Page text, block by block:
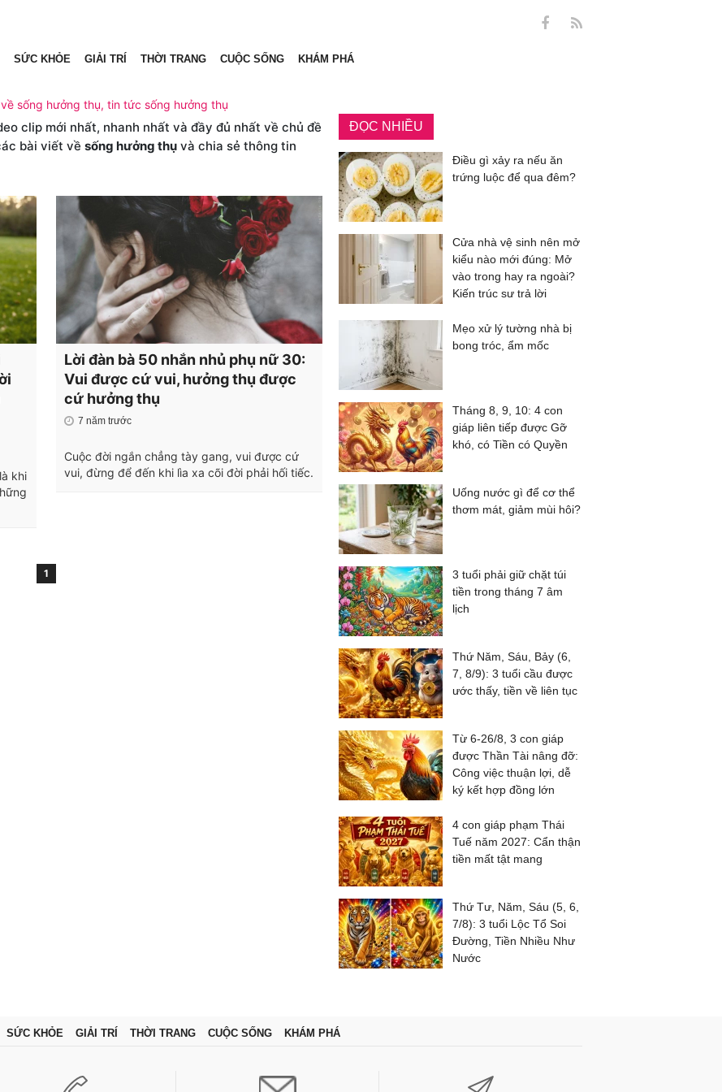
SỨC KHỎE GIẢI TRÍ THỜI TRANG CUỘC SỐNG KHÁM PHÁ
sống hưởng thụ, tin tức sống hưởng thụ
clip mới nhất, nhanh nhất và đầy đủ nhất về chủ đề
bài viết về sống hưởng thụ và chia sẻ thông tin
khi
Lời đàn bà 50 nhắn nhủ phụ nữ 30:
Vui được cứ vui, hưởng thụ được
cứ hưởng thụ
7 năm trước
Cuộc đời ngắn chẳng tày gang, vui được cứ
vui, đừng để đến khi lìa xa cõi đời phải hối tiếc.
1
ĐỌC NHIỀU
Điều gì xảy ra nếu ăn
trứng luộc để qua đêm?
Cửa nhà vệ sinh nên mở
kiểu nào mới đúng: Mở
vào trong hay ra ngoài?
Kiến trúc sư trả lời
Mẹo xử lý tường nhà bị
bong tróc, ẩm mốc
Tháng 8, 9, 10: 4 con
giáp liên tiếp được Gỡ
khó, có Tiền có Quyền
Uống nước gì để cơ thể
thơm mát, giảm mùi hôi?
3 tuổi phải giữ chặt túi
tiền trong tháng 7 âm
lịch
Thứ Năm, Sáu, Bảy (6,
7, 8/9): 3 tuổi cầu được
ước thấy, tiền về liên tục
Từ 6-26/8, 3 con giáp
được Thần Tài nâng đỡ:
Công việc thuận lợi, dễ
ký kết hợp đồng lớn
4 con giáp phạm Thái
Tuế năm 2027: Cẩn thận
tiền mất tật mang
Thứ Tư, Năm, Sáu (5, 6,
7/8): 3 tuổi Lộc Tổ Soi
Đường, Tiền Nhiều Như
Nước
SỨC KHỎE GIẢI TRÍ THỜI TRANG CUỘC SỐNG KHÁM PHÁ